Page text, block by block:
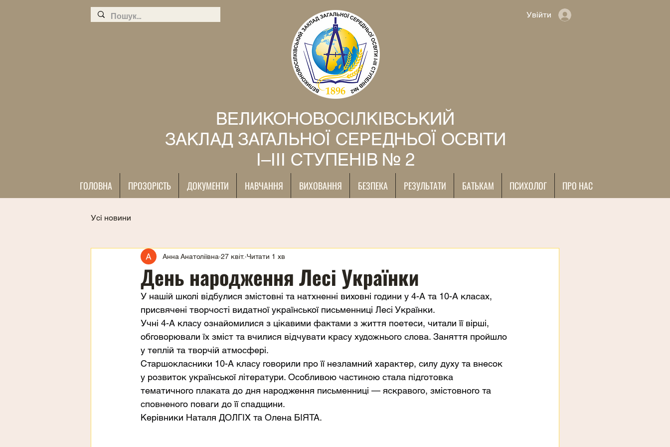
Увійти
ВЕЛИКОНОВОСІЛКІВСЬКИЙ
ЗАКЛАД ЗАГАЛЬНОЇ СЕРЕДНЬОЇ ОСВІТИ
І–ІІІ СТУПЕНІВ № 2
ГОЛОВНА ПРОЗОРІСТЬ ДОКУМЕНТИ НАВЧАННЯ ВИХОВАННЯ БЕЗПЕКА РЕЗУЛЬТАТИ БАТЬКАМ ПСИХОЛОГ ПРО НАС
Усі новини
День народження Лесі Українки
Анна Анатоліївна 27 квіт. Читати 1 хв
У нашій школі відбулися змістовні та натхненні виховні години у 4-А та 10-А класах,
присвячені творчості видатної української письменниці Лесі Українки.
Учні 4-А класу ознайомилися з цікавими фактами з життя поетеси, читали її вірші,
обговорювали їх зміст та вчилися відчувати красу художнього слова. Заняття пройшло
у теплій та творчій атмосфері.
Старшокласники 10-А класу говорили про її незламний характер, силу духу та внесок
у розвиток української літератури. Особливою частиною стала підготовка
тематичного плаката до дня народження письменниці — яскравого, змістовного та
сповненого поваги до її спадщини.
Керівники Наталя ДОЛГІХ та Олена БІЯТА.